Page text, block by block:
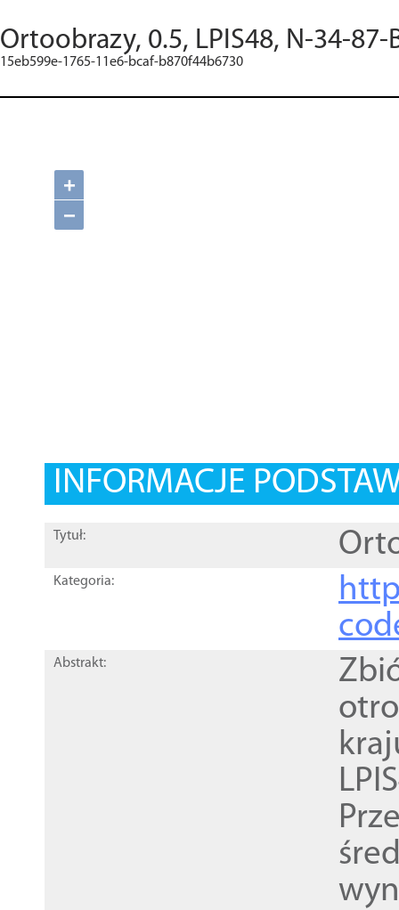
Ortoobrazy, 0.5, LPIS48, N-34-87-
15eb599e-1765-11e6-bcaf-b870f44b6730
+
−
INFORMACJE
Tytuł:
Kategoria:
Abstrakt: